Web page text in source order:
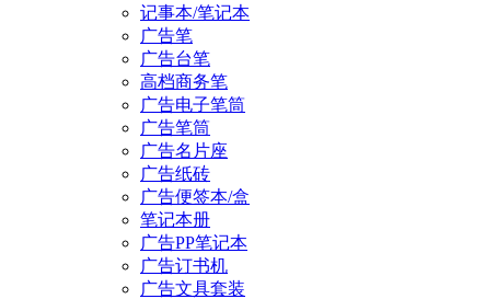
记事本/笔记本
广告笔
广告台笔
高档商务笔
广告电子笔筒
广告笔筒
广告名片座
广告纸砖
广告便签本/盒
笔记本册
广告PP笔记本
广告订书机
广告文具套装